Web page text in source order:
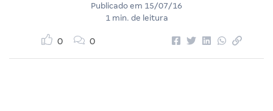
Publicado em 15/07/16
1 min. de leitura
0 0